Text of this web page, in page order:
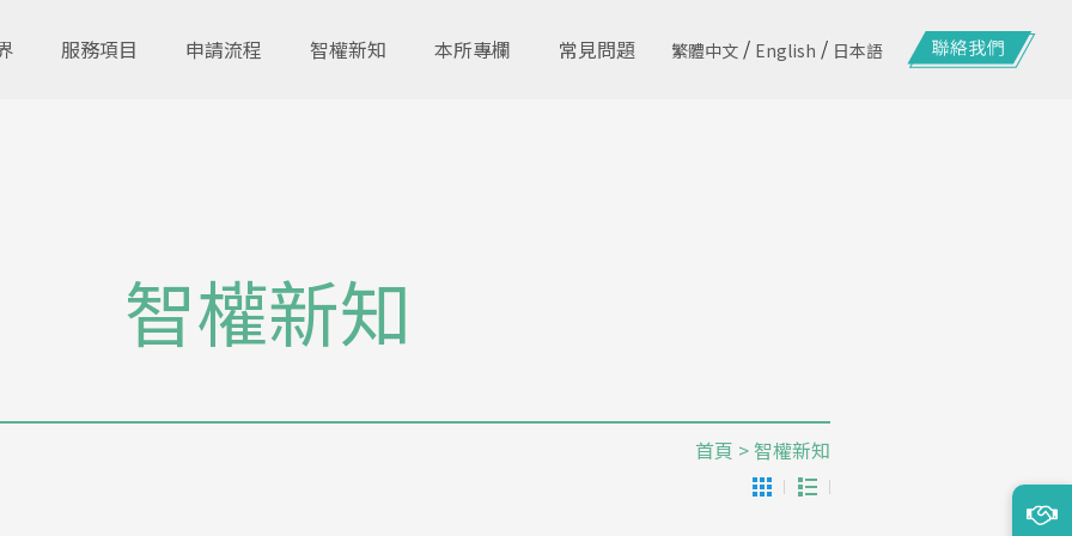
服務項目 申請流程 智權新知 本所專欄 常見問題 繁體中文 / English / 日本語
智權新知
首頁 > 智權新知